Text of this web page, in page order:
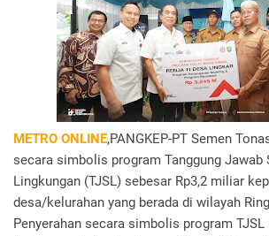
METRO ONLINE,PANGKEP-PT Semen
secara simbolis program Tanggung Jawab
Lingkungan (TJSL) sebesar Rp3,2 miliar
desa/kelurahan yang berada di wilayah
Penyerahan secara simbolis program